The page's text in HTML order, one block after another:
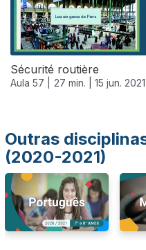
Sécurité routière
Aula 57 | 27 min. | 15 jun. 2021
Outras
(2020-2021)